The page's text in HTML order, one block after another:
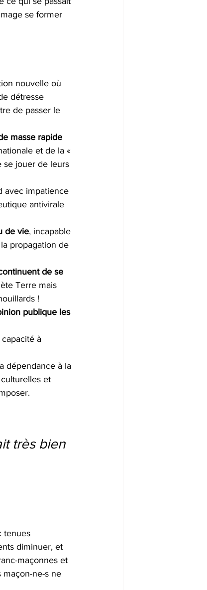
se former
nouvelle où
détresse
de passer le
masse rapide
et de la «
se jouer de leurs
avec impatience
antivirale
de vie, incapable
propagation de
de se
Terre mais
!
publique les
à
dépendance à la
et
très bien
tenues
diminuer, et
maçonnes et
maçon-ne-s ne